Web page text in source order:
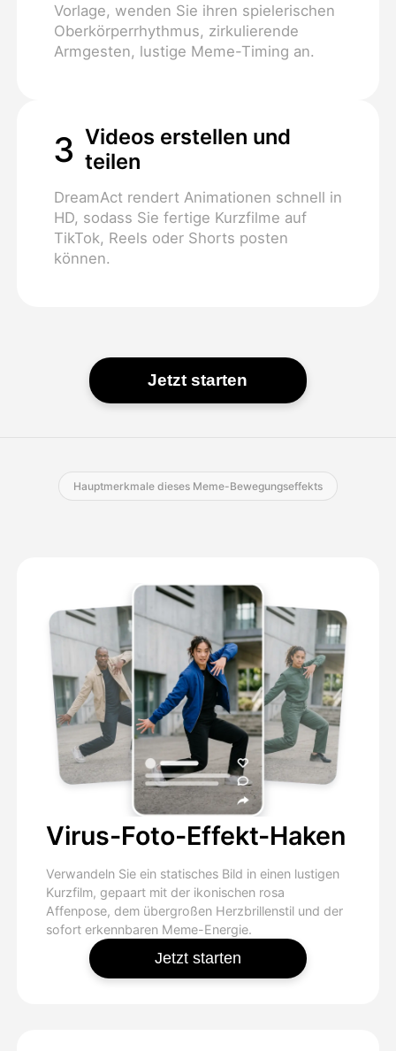
Vorlage, wenden Sie ihren spielerischen
Oberkörperrhythmus, zirkulierende
Armgesten, lustige Meme-Timing an.
3 Videos erstellen und
teilen
DreamAct rendert Animationen schnell in
HD, sodass Sie fertige Kurzfilme auf
TikTok, Reels oder Shorts posten
können.
Jetzt starten
Hauptmerkmale dieses Meme-Bewegungseffekts
Virus-Foto-Effekt-Haken
Verwandeln Sie ein statisches Bild in einen lustigen
Kurzfilm, gepaart mit der ikonischen rosa
Affenpose, dem übergroßen Herzbrillenstil und der
sofort erkennbaren Meme-Energie.
Jetzt starten